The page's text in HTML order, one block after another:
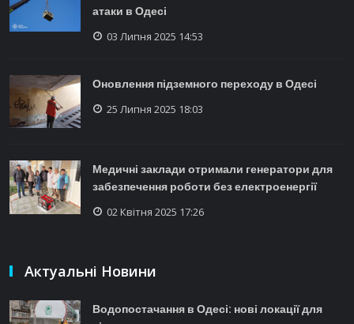
атаки в Одесі
03 Липня 2025 14:53
Оновлення підземного переходу в Одесі
25 Липня 2025 18:03
Медичні заклади отримали генератори для
забезпечення роботи без електроенергії
02 Квітня 2025 17:26
Актуальні Новини
Водопостачання в Одесі: нові локації для